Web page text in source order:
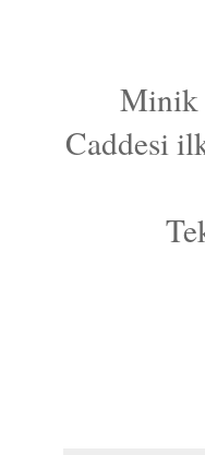
Minik
Caddesi